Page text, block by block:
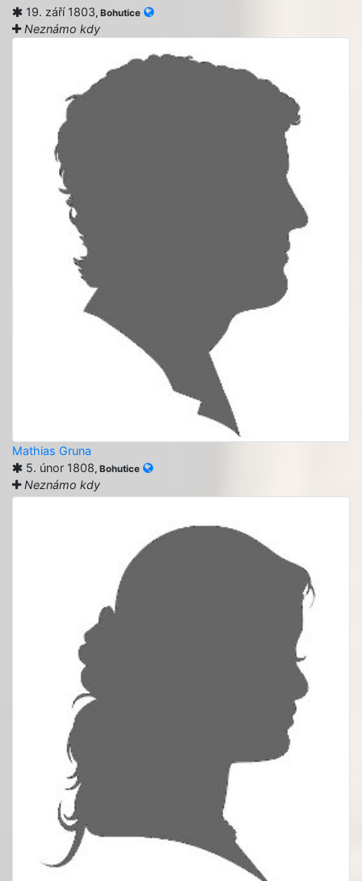
19. září 1803, Bohutice
Neznámo kdy
Mathias Gruna
5. únor 1808 , Bohutice
Neznámo kdy